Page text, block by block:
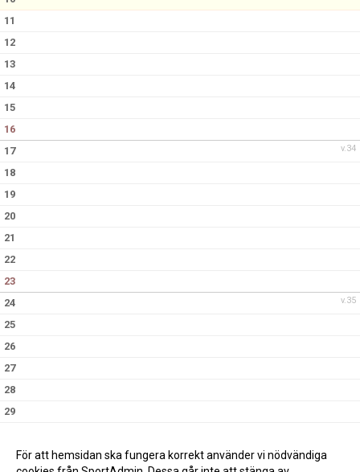
11
12
13
14
15
16
v.34
17
18
19
20
21
22
23
v.35
24
25
26
27
28
29
För att hemsidan ska fungera korrekt använder vi nödvändiga